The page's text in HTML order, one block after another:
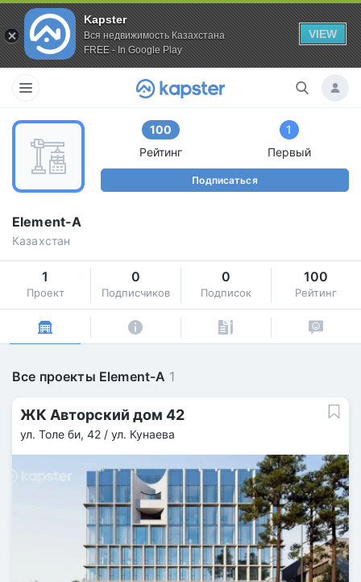
Kapster
Вся недвижимость Казахстана
FREE - In Google Play
VIEW
100
Рейтинг
1
Первый
Подписаться
Element-A
Казахстан
1
Проект
0
Подписчиков
0
Подписок
100
Рейтинг
Все проекты Element-A 1
ЖК Авторский дом 42
ул. Толе би, 42 / ул. Кунаева